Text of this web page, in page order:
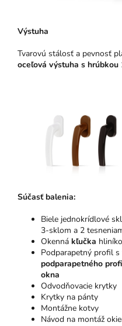
Výstuha
Tvarovú stálosť a pevnosť
oceľová výstuha s hrúbkou
Súčasť balenia:
Biele jednokrídlové
3-sklom a 2
Okenná kľučka
Podparapetný profil
podparapetného
okna
Odvodňovacie krytky
Krytky na pánty
Montážne kotvy
Návod na montáž